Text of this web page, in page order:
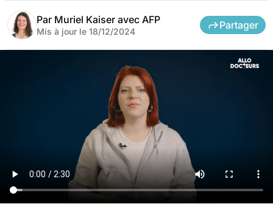
Par Muriel Kaiser avec AFP
Mis à jour le 18/12/2024
Partager